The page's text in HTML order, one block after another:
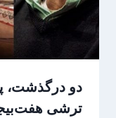
دو درگذشت،
ترشی